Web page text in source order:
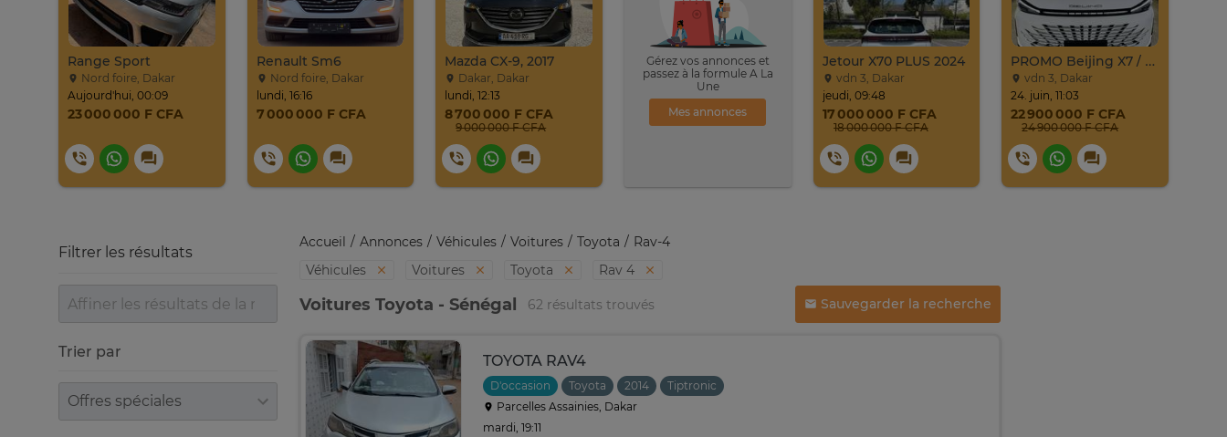
Range Sport
Nord foire, Dakar
Aujourd'hui, 00:09
23 000 000 F CFA
Renault Sm6
Nord foire, Dakar
lundi, 16:16
7 000 000 F CFA
Mazda CX-9, 2017
Dakar, Dakar
lundi, 12:13
8 700 000 F CFA
9 000 000 F CFA
Gérez vos annonces et
passez à la formule A La
Une
Mes annonces
Jetour X70 PLUS 2024
vdn 3, Dakar
jeudi, 09:48
17 000 000 F CFA
18 000 000 F CFA
PROMO Beijing X7 / 2025
vdn 3, Dakar
24. juin, 11:03
22 900 000 F CFA
24 900 000 F CFA
Accueil Annonces Véhicules Voitures Toyota
Rav-4
Véhicules
Voitures Toyota Rav 4
Voitures Toyota - Sénégal 62 résultats trouvés Sauvegarder la recherche
TOYOTA RAV4
D'occasion Toyota 2014
Tiptronic
Parcelles Assainies, Dakar
mardi, 19:11
Filtrer les résultats
Trier par
Trier par